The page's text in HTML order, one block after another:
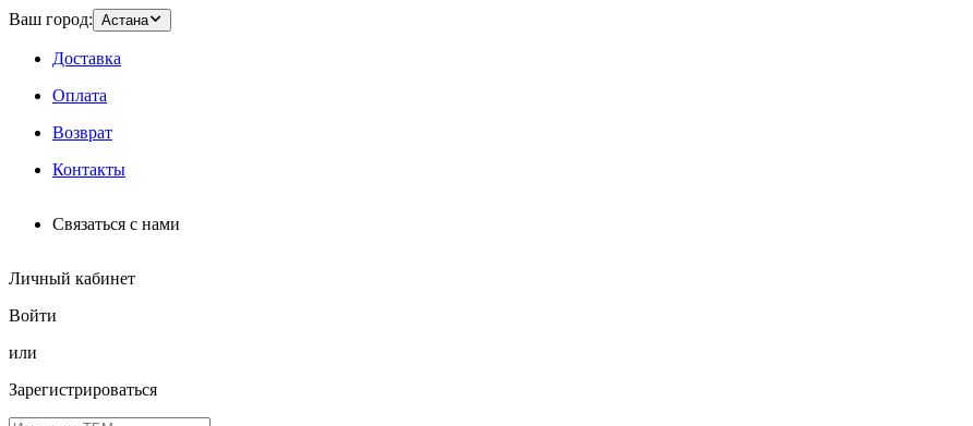
Ваш город: Астана
Доставка
Оплата
Возврат
Контакты
Связаться с нами
Личный кабинет
Войти
или
Зарегистрироваться